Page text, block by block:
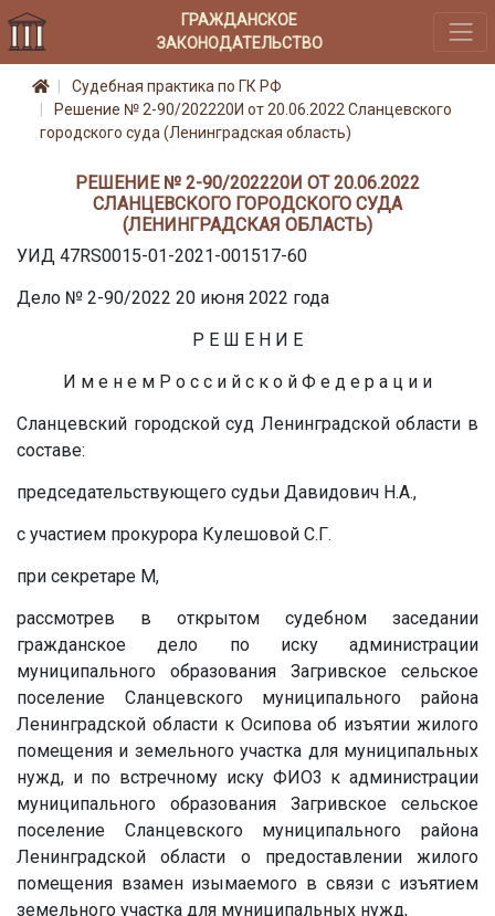
ГРАЖДАНСКОЕ
ЗАКОНОДАТЕЛЬСТВО
Судебная практика по ГК РФ
Решение № 2-90/202220И от 20.06.2022 Сланцевского
городского суда (Ленинградская область)
РЕШЕНИЕ № 2-90/202220И ОТ 20.06.2022
СЛАНЦЕВСКОГО ГОРОДСКОГО СУДА
(ЛЕНИНГРАДСКАЯ ОБЛАСТЬ)
УИД 47RS0015-01-2021-001517-60
Дело № 2-90/2022 20 июня 2022 года
Р Е Ш Е Н И Е
И м е н е м Р о с с и й с к о й Ф е д е р а ц и и
Сланцевский городской суд Ленинградской области в
составе:
председательствующего судьи Давидович Н.А.,
с участием прокурора Кулешовой С.Г.
при секретаре М,
рассмотрев в открытом судебном заседании
гражданское дело по иску администрации
муниципального образования Загривское сельское
поселение Сланцевского муниципального района
Ленинградской области к Осиповаоб изъятии жилого
помещения и земельного участка для муниципальных
нужд, и по встречному иску ФИО3 к администрации
муниципального образования Загривское сельское
поселение Сланцевского муниципального района
Ленинградской области о предоставлении жилого
помещения взамен изымаемого в связи с изъятием
земельного участка для муниципальных нужд,